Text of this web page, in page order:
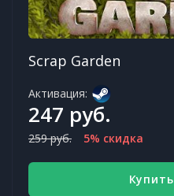
Scrap Garden
Активация:
247 руб.
259 руб. 5% скидка
Купить